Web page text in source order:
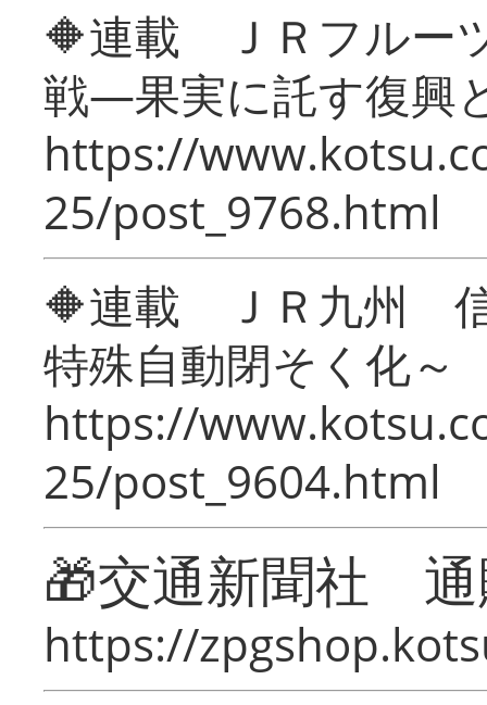
🔶連載 ＪＲフルー
戦―果実に託す復興
https://
25/post_9768.html
🔶連載 ＪＲ九州 信
特殊自動閉そく化～
https://
25/post_9604.html
🎁交通新聞社
https://